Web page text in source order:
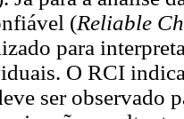
(Reliable
para
O RCI
ser observado